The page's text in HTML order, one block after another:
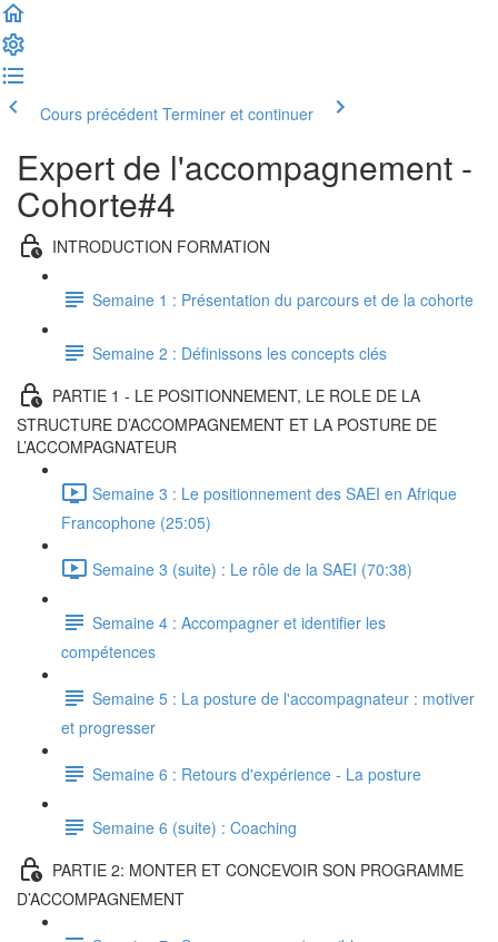
Cours précédent Terminer et continuer
Expert de l'accompagnement -
Cohorte#4
INTRODUCTION FORMATION
Semaine 1 : Présentation du parcours et de la cohorte
Semaine 2 : Définissons les concepts clés
PARTIE 1 - LE POSITIONNEMENT, LE ROLE DE LA
STRUCTURE D’ACCOMPAGNEMENT ET LA POSTURE DE
L’ACCOMPAGNATEUR
Semaine 3 : Le positionnement des SAEI en Afrique
Francophone (25:05)
Semaine 3 (suite) : Le rôle de la SAEI (70:38)
Semaine 4 : Accompagner et identifier les
compétences
Semaine 5 : La posture de l'accompagnateur : motiver
et progresser
Semaine 6 : Retours d'expérience - La posture
Semaine 6 (suite) : Coaching
PARTIE 2: MONTER ET CONCEVOIR SON PROGRAMME
D’ACCOMPAGNEMENT